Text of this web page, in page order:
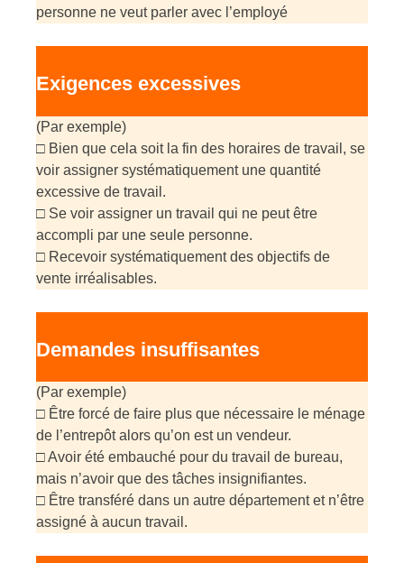
personne ne veut parler avec l’employé
Exigences excessives
(Par exemple)
□ Bien que cela soit la fin des horaires de travail, se
voir assigner systématiquement une quantité
excessive de travail.
□ Se voir assigner un travail qui ne peut être
accompli par une seule personne.
□ Recevoir systématiquement des objectifs de
vente irréalisables.
Demandes insuffisantes
(Par exemple)
□ Être forcé de faire plus que nécessaire le ménage
de l’entrepôt alors qu’on est un vendeur.
□ Avoir été embauché pour du travail de bureau,
mais n’avoir que des tâches insignifiantes.
□ Être transféré dans un autre département et n’être
assigné à aucun travail.